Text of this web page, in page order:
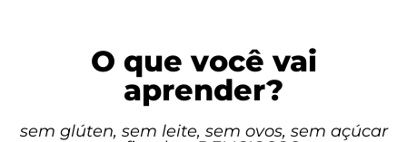
O que você vai
aprender?
sem glúten, sem leite, sem ovos, sem açúcar